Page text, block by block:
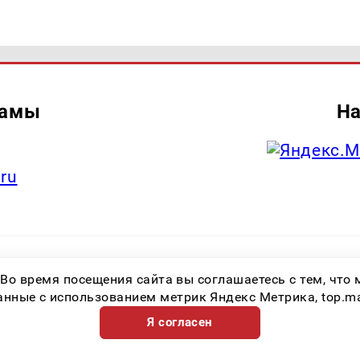
информационной продукции: 16+ Зарегистрировавший орган:
коммуникаций (Роскомнадзор) Регистрационный номер СМИ ЭЛ № ФС
время посещения сайта вы соглашаетесь с тем,
с использованием метрик Яндекс Метрика,
Я согласен